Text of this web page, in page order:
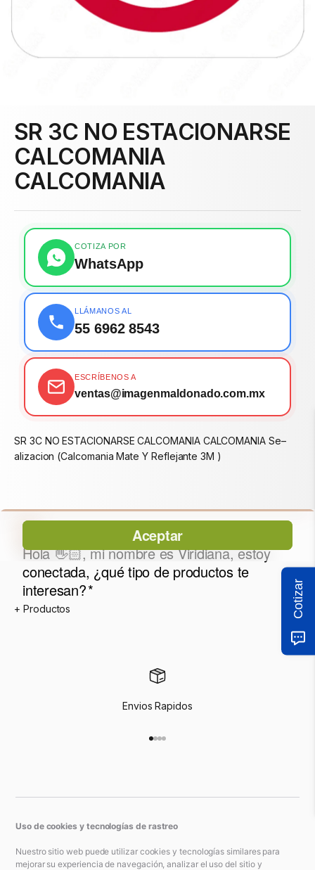
SR 3C NO ESTACIONARSE
CALCOMANIA
CALCOMANIA
COTIZA POR
WhatsApp
LLÁMANOS AL
55 6962 8543
ESCRÍBENOS A
ventas@imagenmaldonado.com.mx
SR 3C NO ESTACIONARSE CALCOMANIA CALCOMANIA Se–
alizacion (Calcomania Mate Y Reflejante 3M )
Envios Rapidos
Uso de cookies y tecnologías de rastreo
Nuestro sitio web puede utilizar cookies y tecnologías similares para
mejorar su experiencia de navegación, analizar el uso del sitio y
Cotizar